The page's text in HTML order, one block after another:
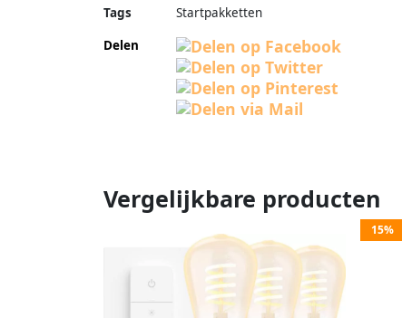
Tags
Startpakketten
Delen
Vergelijkbare producten
15%